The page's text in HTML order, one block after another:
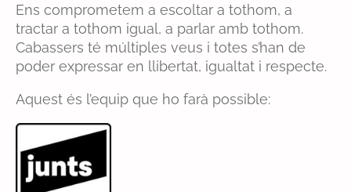
Ens comprometem a escoltar a tothom, a
tractar a tothom igual, a parlar amb tothom.
Cabassers té múltiples veus i totes s’han de
poder expressar en llibertat, igualtat i respecte.
Aquest és l’equip que ho farà possible: